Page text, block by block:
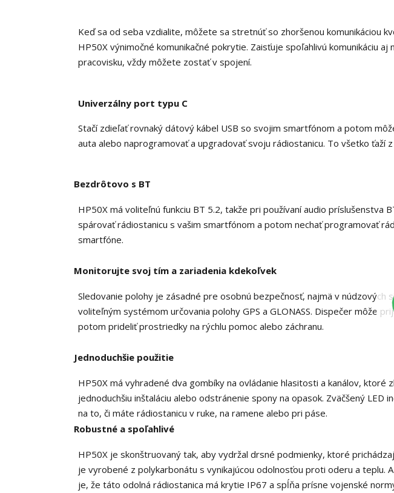
Keď sa od seba vzdialite, môžete sa stretnúť so zhoršenou komunikáciou
HP50X výnimočné komunikačné pokrytie. Zaisťuje spoľahlivú komunikáciu
pracovisku, vždy môžete zostať v spojení.
Univerzálny port typu C
Stačí zdieľať rovnaký dátový kábel USB so svojim smartfónom a potom
auta alebo naprogramovať a upgradovať svoju rádiostanicu. To všetko ťaží
Bezdrôtovo s BT
HP50X má voliteľnú funkciu BT 5.2, takže pri používaní audio príslušenstva
spárovať rádiostanicu s vašim smartfónom a potom nechať programovať
smartfóne.
Monitorujte svoj tím a zariadenia kdekoľvek
Sledovanie polohy je zásadné pre osobnú bezpečnosť, najmä v núdzových
voliteľným systémom určovania polohy GPS a GLONASS. Dispečer môže
potom prideliť prostriedky na rýchlu pomoc alebo záchranu.
Jednoduchšie použitie
HP50X má vyhradené dva gombíky na ovládanie hlasitosti a kanálov, ktoré
jednoduchšiu inštaláciu alebo odstránenie spony na opasok. Zväčšený LED
na to, či máte rádiostanicu v ruke, na ramene alebo pri páse.
Robustné a spoľahlivé
HP50X je skonštruovaný tak, aby vydržal drsné podmienky, ktoré
je vyrobené z polykarbonátu s vynikajúcou odolnosťou proti oderu a teplu.
je, že táto odolná rádiostanica má krytie IP67 a spĺňa prísne vojenské